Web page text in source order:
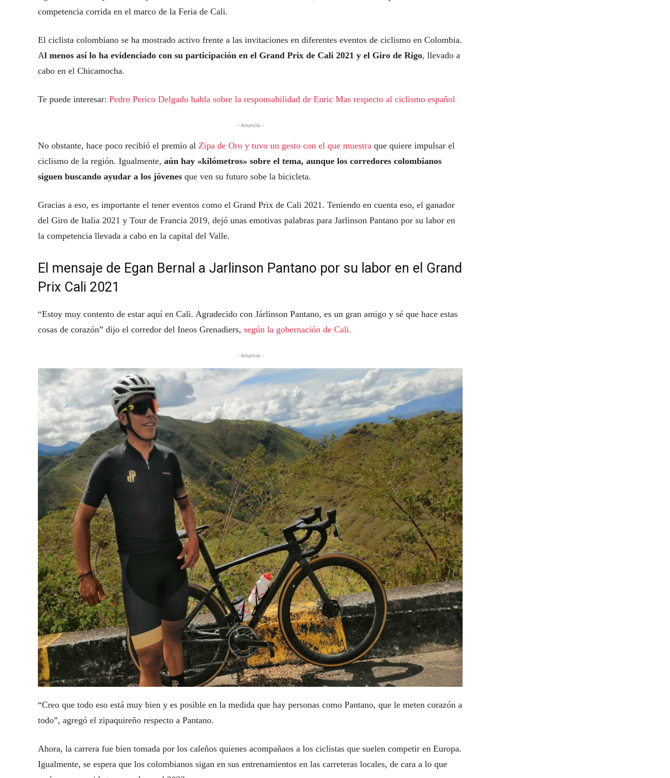
competencia corrida en el marco de la Feria de Cali.
El ciclista colombiano se ha mostrado activo frente a las invitaciones en diferentes eventos de ciclismo en Colombia.
Al menos así lo ha evidenciado con su participación en el Grand Prix de Cali 2021 y el Giro de Rigo, llevado a
cabo en el Chicamocha.
Te puede interesar: Pedro Perico Delgado habla sobre la responsabilidad de Enric Mas respecto al ciclismo español
- Anuncio -
No obstante, hace poco recibió el premio al Zipa de Oro y tuvo un gesto con el que muestra que quiere impulsar el
ciclismo de la región. Igualmente, aún hay «kilómetros» sobre el tema, aunque los corredores colombianos
siguen buscando ayudar a los jóvenes que ven su futuro sobe la bicicleta.
Gracias a eso, es importante el tener eventos como el Grand Prix de Cali 2021. Teniendo en cuenta eso, el ganador
del Giro de Italia 2021 y Tour de Francia 2019, dejó unas emotivas palabras para Jarlinson Pantano por su labor en
la competencia llevada a cabo en la capital del Valle.
El mensaje de Egan Bernal a Jarlinson Pantano por su labor en el Grand
Prix Cali 2021
“Estoy muy contento de estar aquí en Cali. Agradecido con Járlinson Pantano, es un gran amigo y sé que hace estas
cosas de corazón” dijo el corredor del Ineos Grenadiers, según la gobernación de Cali.
- Anuncio -
“Creo que todo eso está muy bien y es posible en la medida que hay personas como Pantano, que le meten corazón a
todo”, agregó el zipaquireño respecto a Pantano.
Ahora, la carrera fue bien tomada por los caleños quienes acompañaos a los ciclistas que suelen competir en Europa.
Igualmente, se espera que los colombianos sigan en sus entrenamientos en las carreteras locales, de cara a lo que